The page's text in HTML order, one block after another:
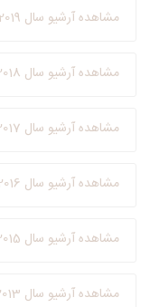
مشاهده آرشیو سال 2019
مشاهده آرشیو سال 2018
مشاهده آرشیو سال 2017
مشاهده آرشیو سال 2016
مشاهده آرشیو سال 2015
مشاهده آرشیو سال 2013